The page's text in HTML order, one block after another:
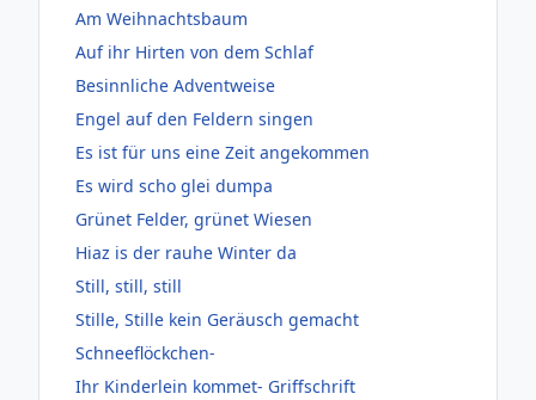
Am Weihnachtsbaum
Auf ihr Hirten von dem Schlaf
Besinnliche Adventweise
Engel auf den Feldern singen
Es ist für uns eine Zeit angekommen
Es wird scho glei dumpa
Grünet Felder, grünet Wiesen
Hiaz is der rauhe Winter da
Still, still, still
Stille, Stille kein Geräusch gemacht
Schneeflöckchen-
Ihr Kinderlein kommet- Griffschrift